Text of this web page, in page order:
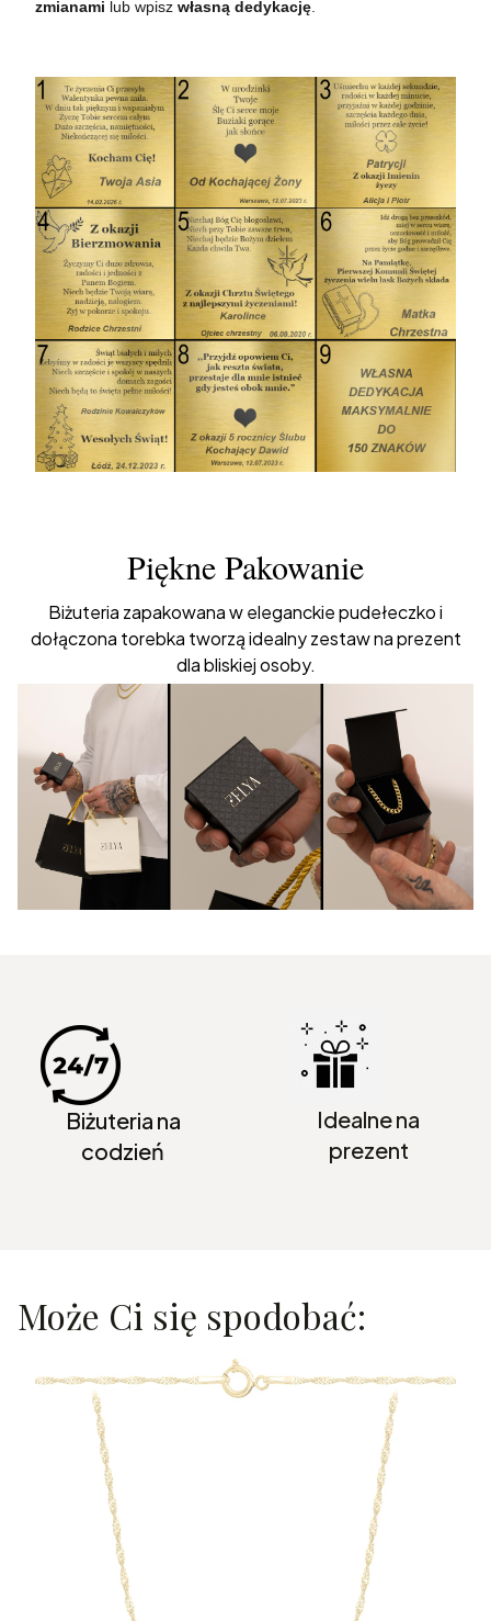
zmianami lub wpisz własną dedykację
Piękne Pakowanie
Biżuteria zapakowana w eleganckie pudełeczko i
dołączona torebka tworzą idealny zestaw na prezent
dla bliskiej osoby.
Biżuteria na
codzień
Idealne na
prezent
Może Ci się spodobać: